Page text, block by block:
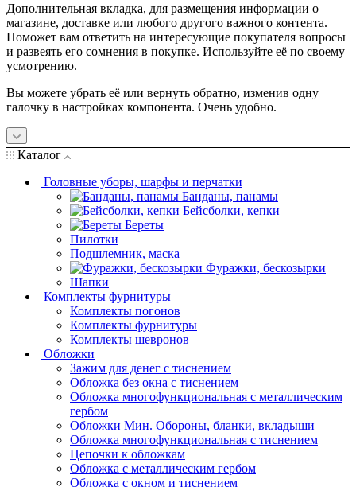
Дополнительная вкладка, для размещения информации о
магазине, доставке или любого другого важного контента.
Поможет вам ответить на интересующие покупателя вопросы
и развеять его сомнения в покупке. Используйте её по своему
усмотрению.
Вы можете убрать её или вернуть обратно, изменив одну
галочку в настройках компонента. Очень удобно.
Каталог
Головные уборы, шарфы и перчатки
Банданы, панамы
Бейсболки, кепки
Береты
Пилотки
Подшлемник, маска
Фуражки, бескозырки
Шапки
Комплекты фурнитуры
Комплекты погонов
Комплекты фурнитуры
Комплекты шевронов
Обложки
Зажим для денег с тиснением
Обложка без окна с тиснением
Обложка многофункциональная с металлическим
гербом
Обложки Мин. Обороны, бланки, вкладыши
Обложка многофункциональная с тиснением
Цепочки к обложкам
Обложка с металлическим гербом
Обложка с окном и тиснением